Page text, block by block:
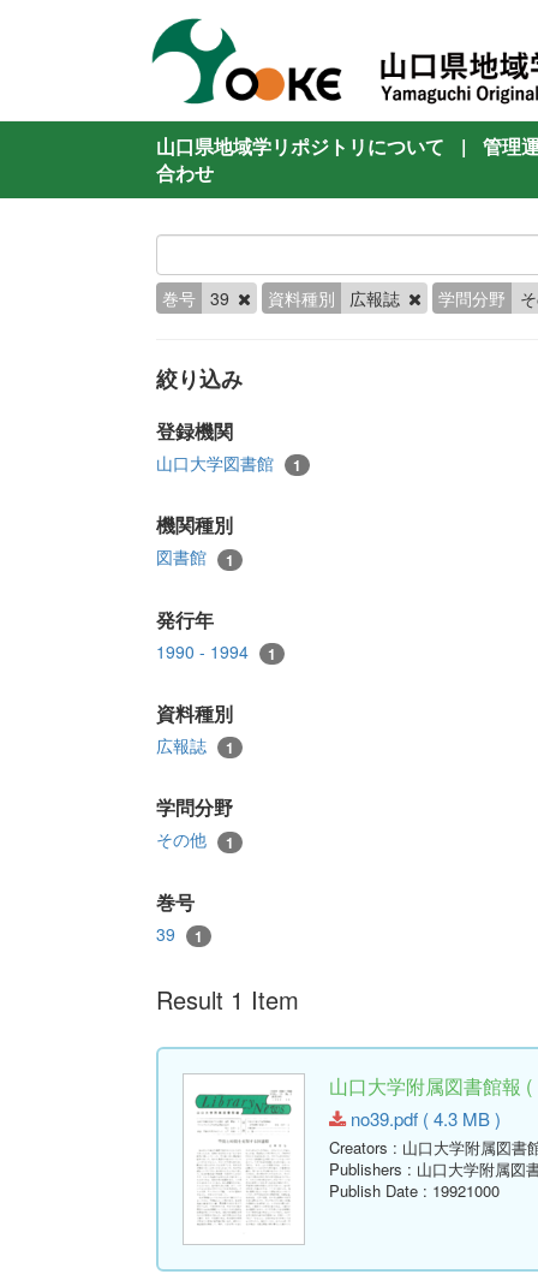
山口県地域学リポジトリについて |
管理
合わせ
巻号 39 資料種別 広報誌 学問分野
絞り込み
登録機関
山口大学図書館 1
機関種別
図書館 1
発行年
1990 - 1994 1
資料種別
広報誌 1
学問分野
その他 1
巻号
39 1
Result 1 Item
山口大学附属図書館報
no39.pdf ( 4.3 MB )
Creators : 山口大学附属図書
Publishers : 山口大学附属図
Publish Date : 19921000